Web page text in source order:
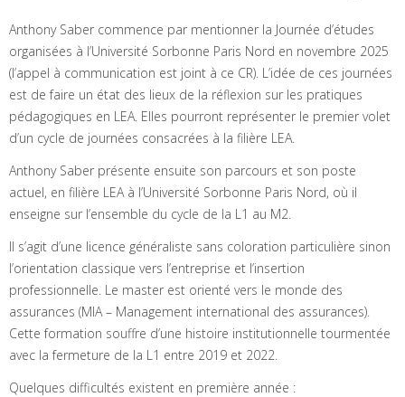
Anthony Saber commence par mentionner la Journée d’études
organisées à l’Université Sorbonne Paris Nord en novembre 2025
(l’appel à communication est joint à ce CR). L’idée de ces journées
est de faire un état des lieux de la réflexion sur les pratiques
pédagogiques en LEA. Elles pourront représenter le premier volet
d’un cycle de journées consacrées à la filière LEA.
Anthony Saber présente ensuite son parcours et son poste
actuel, en filière LEA à l’Université Sorbonne Paris Nord, où il
enseigne sur l’ensemble du cycle de la L1 au M2.
Il s’agit d’une licence généraliste sans coloration particulière sinon
l’orientation classique vers l’entreprise et l’insertion
professionnelle. Le master est orienté vers le monde des
assurances (MIA – Management international des assurances).
Cette formation souffre d’une histoire institutionnelle tourmentée
avec la fermeture de la L1 entre 2019 et 2022.
Quelques difficultés existent en première année :